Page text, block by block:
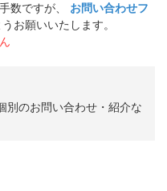
数ですが、
お問い合わせフ
お願いいたします。
別のお問い合わせ・紹介な